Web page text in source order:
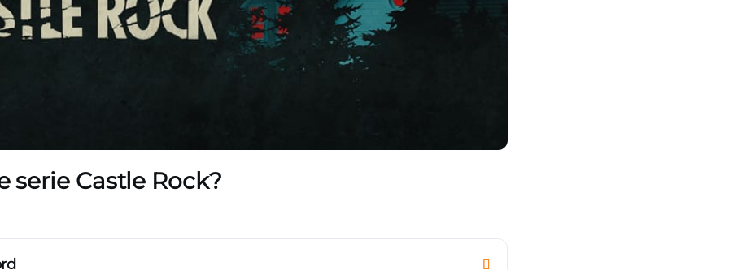
serie Castle Rock?